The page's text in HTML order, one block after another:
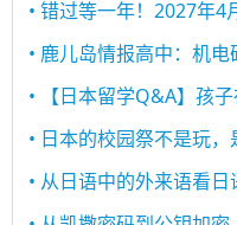
• 错过等一年！2027年4
• 鹿儿岛情报高中：机
• 从日语中的外来语看